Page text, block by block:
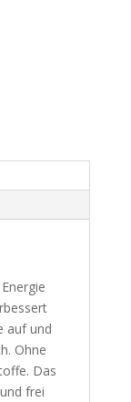
auf und
Ohne
Das
frei